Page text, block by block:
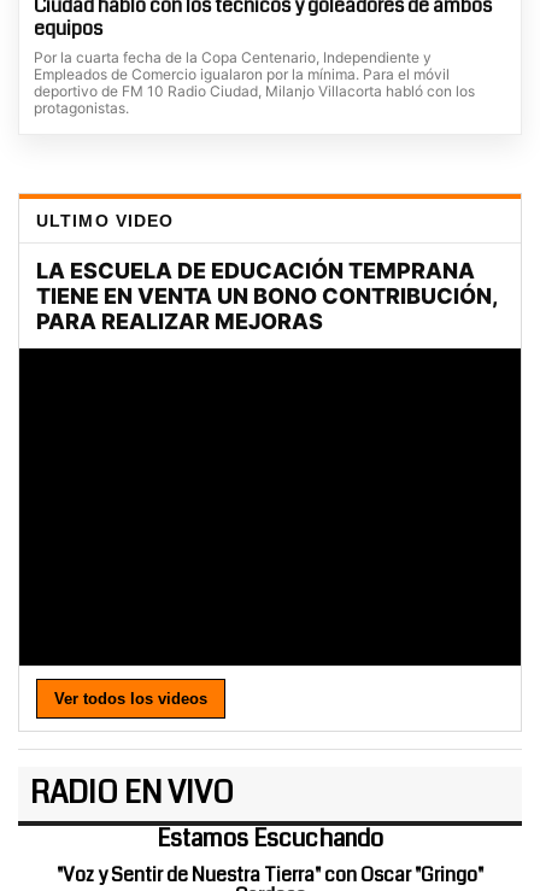
equipos
Por la cuarta fecha de la Copa Centenario, Independiente y
Empleados de Comercio igualaron por la mínima. Para el móvil
deportivo de FM 10 Radio Ciudad, Milanjo Villacorta habló con los
protagonistas.
ULTIMO VIDEO
Ver todos los videos
RADIO EN VIVO
Estamos Escuchando
"Voz y Sentir de Nuestra Tierra" con Oscar "Gringo"